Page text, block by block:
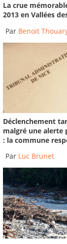
La crue
2013 en Vallées
Par Benoit
Déclenchement
malgré une alerte
: la commune
Par Luc Brunet